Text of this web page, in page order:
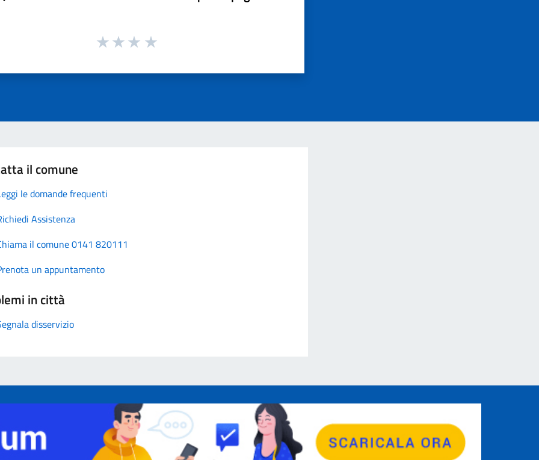
il comune
le domande frequenti
Assistenza
il comune 0141 820111
un appuntamento
in città
disservizio